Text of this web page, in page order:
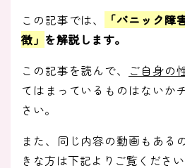
この記事では、
「パニック障
徴」 を解説します。
この記事を読んで、
ご自身の
てはまっているものはないか
さい。
また、同じ内容の動画もある
きな方は下記よりご覧ください